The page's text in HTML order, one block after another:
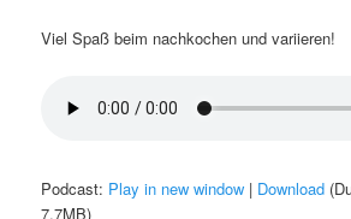
Viel Spaß beim nachkochen und variieren!
Podcast: Play in new window | Download
7.7MB)